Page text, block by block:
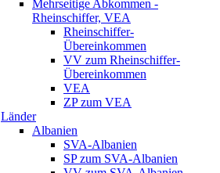
Mehrseitige Abkommen -
Rheinschiffer, VEA
Rheinschiffer-
Übereinkommen
VV zum Rheinschiffer-
Übereinkommen
VEA
ZP zum VEA
Länder
Albanien
SVA-Albanien
SP zum SVA-Albanien